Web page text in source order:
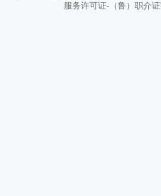
服务许可证-（鲁）职介